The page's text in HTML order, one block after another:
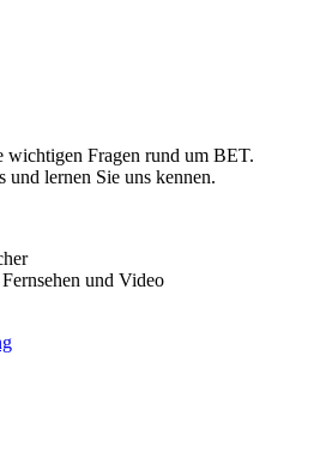
wichtigen Fragen rund um BET.
und lernen Sie uns kennen.
und Video